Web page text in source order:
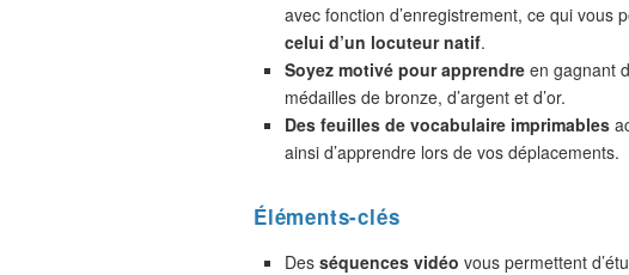
avec fonction d’enregistrement, ce qui vous
celui d’un locuteur natif.
Soyez motivé pour apprendre en gagnant
médailles de bronze, d’argent et d’or.
Des feuilles de vocabulaire imprimables
ainsi d’apprendre lors de vos déplacements.
Éléments-clés
Des séquences vidéo vous permettent